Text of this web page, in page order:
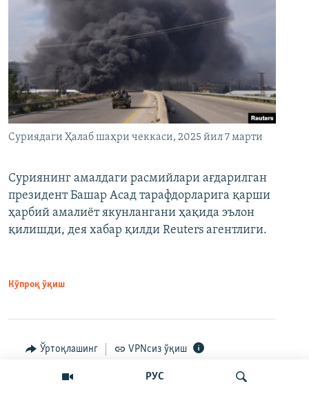
РУС
Суриядаги Ҳалаб шаҳри чеккаси, 2025 йил 7 марти
Суриянинг амалдаги расмийлари ағдарилган
президент Башар Асад тарафдорларига қарши
ҳарбий амалиёт якунлангани ҳақида эълон
қилишди, дея хабар қилди Reuters агентлиги.
Кўпроқ ўқиш
Ўртоқлашинг VPNсиз ўқиш